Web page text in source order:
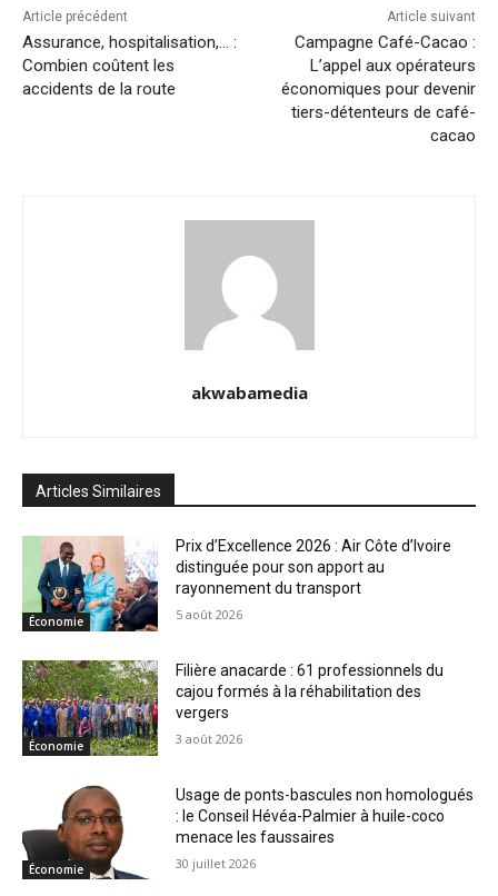
Article précédent
Assurance, hospitalisation,… :
Combien coûtent les
accidents de la route
Article suivant
Campagne Café-Cacao :
L’appel aux opérateurs
économiques pour devenir
tiers-détenteurs de café-
cacao
akwabamedia
Articles Similaires
Économie
Prix d’Excellence 2026 : Air Côte d’Ivoire
distinguée pour son apport au
rayonnement du transport
5 août 2026
Économie
Filière anacarde : 61 professionnels du
cajou formés à la réhabilitation des
vergers
3 août 2026
Économie
Usage de ponts-bascules non homologués
: le Conseil Hévéa-Palmier à huile-coco
menace les faussaires
30 juillet 2026